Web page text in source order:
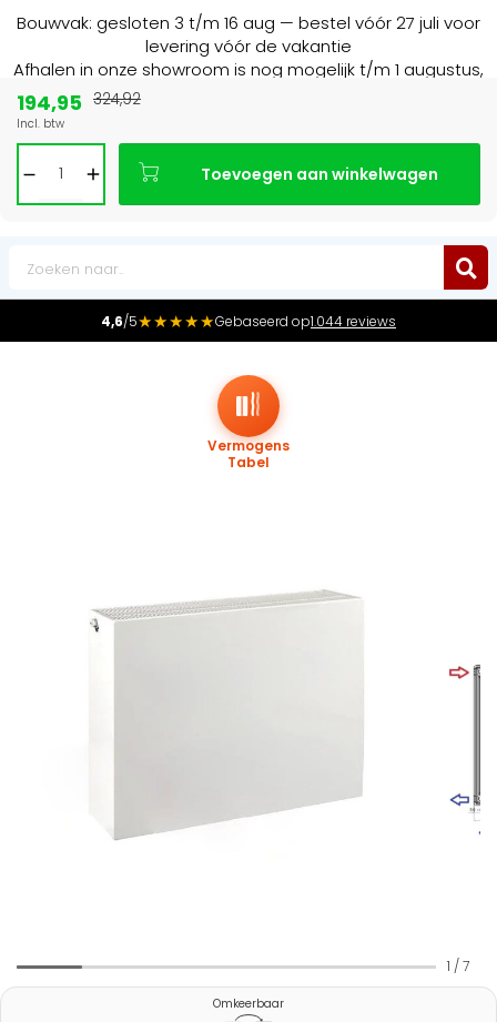
Bouwvak: gesloten 3 t/m 16 aug — bestel vóór 27 juli voor
levering vóór de vakantie
Afhalen in onze showroom is nog mogelijk t/m 1 augustus,
4,6/5★★★★★Gebaseerd op1.044 reviews
Vermogens
Tabel
1 / 7
Omkeerbaar
194,95
Incl. btw
324,92
Toevoegen aan winkelwagen